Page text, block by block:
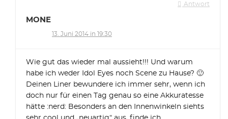
Antwort
MONE
13. Juni 2014 in 19:30
Wie gut das wieder mal aussieht!!! Und warum
habe ich weder Idol Eyes noch Scene zu Hause? 🙂
Deinen Liner bewundere ich immer sehr, wenn ich
doch nur für einen Tag genau so eine Akkuratesse
hätte :nerd: Besonders an den Innenwinkeln siehts